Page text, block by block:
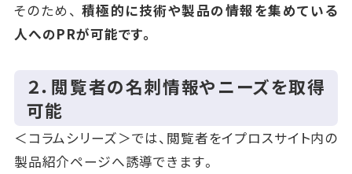
そのため、 積極的に技術や製品の情報を集めている
人へのPRが可能です。
２．閲覧者の名刺情報やニーズを取得
可能
＜コラムシリーズ＞では、閲覧者をイプロスサイト内の
製品紹介ページへ誘導できます。